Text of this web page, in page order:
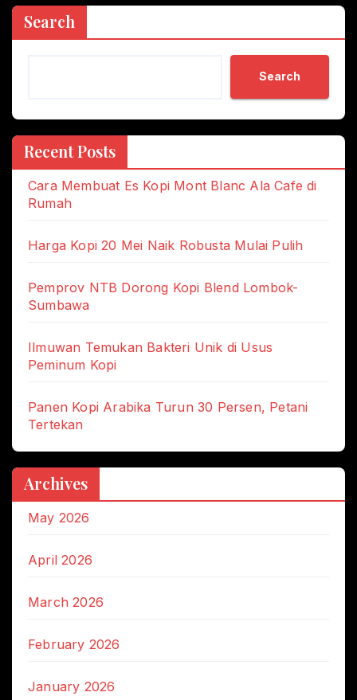
Search
Search
Recent Posts
Cara Membuat Es Kopi Mont Blanc Ala Cafe di
Rumah
Harga Kopi 20 Mei Naik Robusta Mulai Pulih
Pemprov NTB Dorong Kopi Blend Lombok-
Sumbawa
Ilmuwan Temukan Bakteri Unik di Usus
Peminum Kopi
Panen Kopi Arabika Turun 30 Persen, Petani
Tertekan
Archives
May 2026
April 2026
March 2026
February 2026
January 2026